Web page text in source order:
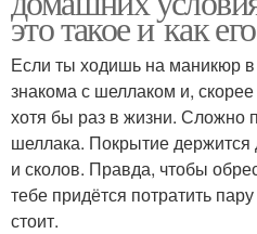
это такое и как
Если ты ходишь на маникюр
знакома с шеллаком и,
хотя бы раз в жизни. Сложно
шеллака. Покрытие держится
и сколов. Правда, чтобы
тебе придётся потратить
стоит.